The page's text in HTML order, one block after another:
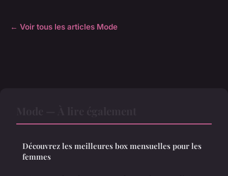
← Voir tous les articles Mode
Découvrez les meilleures box mensuelles pour les
femmes